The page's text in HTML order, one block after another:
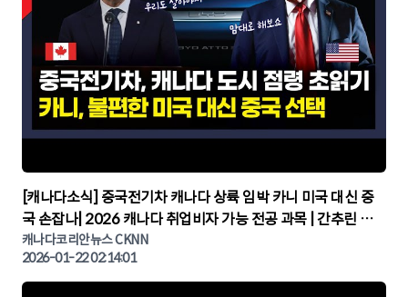
▶
[캐나다소식] 중국전기차 캐나다 상륙 임박 카니 미국 대신 중
국 손잡나| 2026 캐나다 취업비자 가능 전공 과목 | 간추린 캐
나다뉴스 | CKNNEWS, 캐나다코리안뉴스
캐나다코리안뉴스 CKNN
2026-01-22 02:14:01